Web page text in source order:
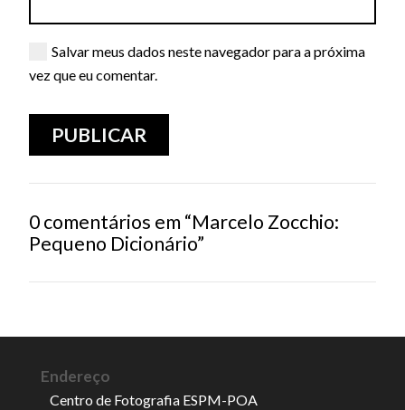
0 comentários em “Marcelo Zocchio:
Pequeno Dicionário”
Salvar meus dados neste navegador para a próxima
vez que eu comentar.
Endereço
Centro de Fotografia ESPM-POA